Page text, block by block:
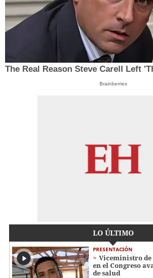
The Real Reason Steve Carell Left
Brainberries
LO ÚLTIMO
PRESENTACIÓN
Viceministro de
en el Congreso
de salud